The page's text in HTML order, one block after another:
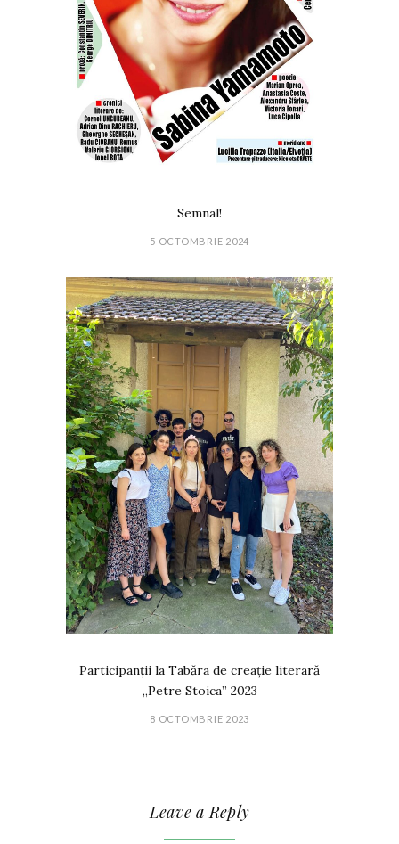
Semnal!
5 OCTOMBRIE 2024
Participanții la Tabăra de creație literară
„Petre Stoica” 2023
8 OCTOMBRIE 2023
Leave a Reply